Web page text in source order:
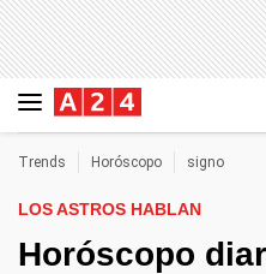
Trends Horóscopo signo
LOS ASTROS HABLAN
Horóscopo